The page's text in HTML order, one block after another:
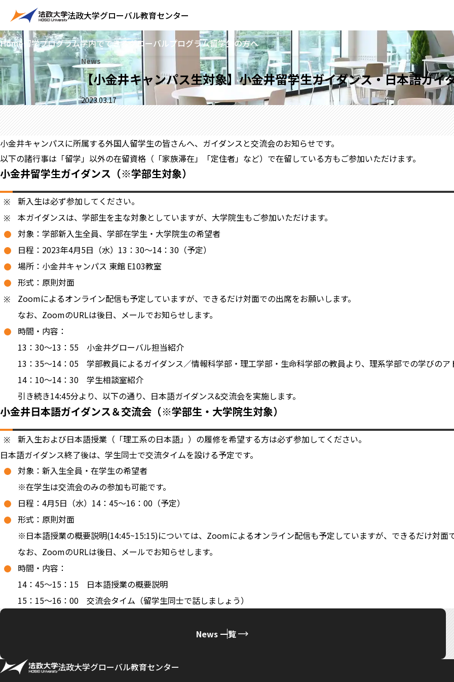
法政大学グローバル教育センター
Home留学プログラム学内でできるグローバルプログラム留学生の方へ
News
【小金井キャンパス生対象】小金井留学生ガイダンス・日本語ガイ
2023.03.17
小金井キャンパスに所属する外国人留学生の皆さんへ、ガイダンスと交流会のお知らせです。
以下の諸行事は「留学」以外の在留資格（「家族滞在」「定住者」など）で在留している方もご参加いただけます。
小金井留学生ガイダンス（※学部生対象）
新入生は必ず参加してください。
本ガイダンスは、学部生を主な対象としていますが、大学院生もご参加いただけます。
対象：学部新入生全員、学部在学生・大学院生の希望者
日程：2023年4月5日（水）13：30～14：30（予定）
場所：小金井キャンパス 東館 E103教室
形式：原則対面
Zoomによるオンライン配信も予定していますが、できるだけ対面での出席をお願いします。
なお、ZoomのURLは後日、メールでお知らせします。
時間・内容：
13：30～13：55 小金井グローバル担当紹介
13：35～14：05 学部教員によるガイダンス／情報科学部・理工学部・生命科学部の教員より、理系学部での学びのア
14：10～14：30 学生相談室紹介
引き続き14:45分より、以下の通り、日本語ガイダンス&交流会を実施します。
小金井日本語ガイダンス＆交流会（※学部生・大学院生対象）
新入生および日本語授業（「理工系の日本語」）の履修を希望する方は必ず参加してください。
日本語ガイダンス終了後は、学生同士で交流タイムを設ける予定です。
対象：新入生全員・在学生の希望者
※在学生は交流会のみの参加も可能です。
日程：4月5日（水）14：45～16：00（予定）
形式：原則対面
※日本語授業の概要説明(14:45~15:15)については、Zoomによるオンライン配信も予定していますが、できるだけ対面
なお、ZoomのURLは後日、メールでお知らせします。
時間・内容：
14：45～15：15 日本語授業の概要説明
15：15～16：00 交流会タイム（留学生同士で話しましょう）
News 一覧
法政大学グローバル教育センター